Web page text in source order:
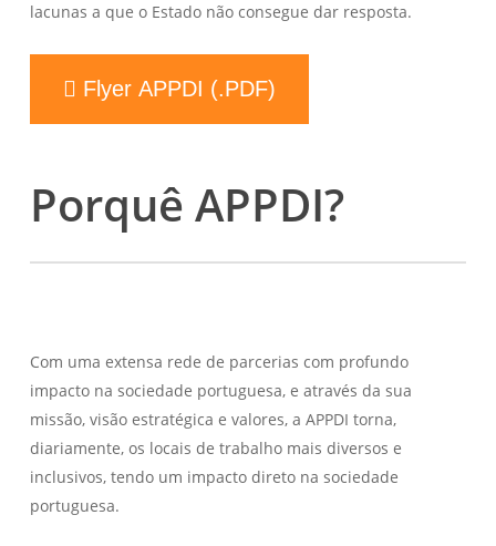
lacunas a que o Estado não consegue dar resposta.
Flyer APPDI (.PDF)
Porquê APPDI?
Com uma extensa rede de parcerias com profundo
impacto na sociedade portuguesa, e através da sua
missão, visão estratégica e valores, a APPDI torna,
diariamente, os locais de trabalho mais diversos e
inclusivos, tendo um impacto direto na sociedade
portuguesa.